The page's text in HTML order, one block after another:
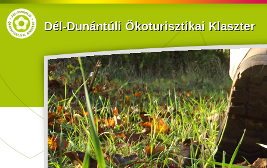
Dél-Dunántúli Ökoturisztikai Klaszter